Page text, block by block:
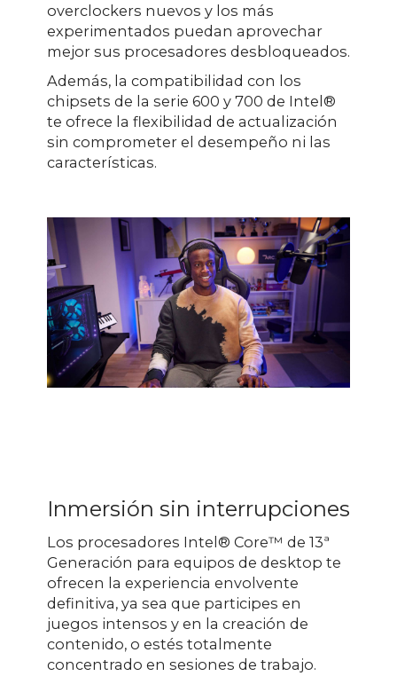
overclockers nuevos y los más
experimentados puedan aprovechar
mejor sus procesadores desbloqueados.
Además, la compatibilidad con los
chipsets de la serie 600 y 700 de Intel®
te ofrece la flexibilidad de actualización
sin comprometer el desempeño ni las
características.
Inmersión sin interrupciones
Los procesadores Intel® Core™ de 13ª
Generación para equipos de desktop te
ofrecen la experiencia envolvente
definitiva, ya sea que participes en
juegos intensos y en la creación de
contenido, o estés totalmente
concentrado en sesiones de trabajo.